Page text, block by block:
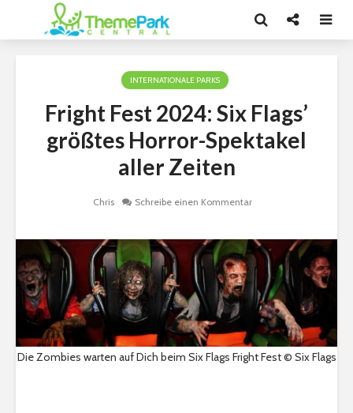
INTERNATIONALE PARKS
Fright Fest 2024: Six Flags’
größtes Horror-Spektakel
aller Zeiten
Chris Schreibe einen Kommentar
Die Zombies warten auf Dich beim Six Flags Fright Fest © Six Flags